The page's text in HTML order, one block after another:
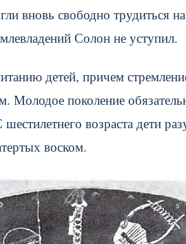
вновь свободно трудиться
Солон не уступил.
детей, причем
Молодое поколение
возраста дети
воском.